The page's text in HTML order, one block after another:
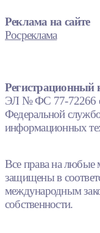
Реклама на сайте
Росреклама
Регистрационный
ЭЛ № ФС 77-72266
Федеральной
информационных
Все права на любые
защищены в
международным
собственности.